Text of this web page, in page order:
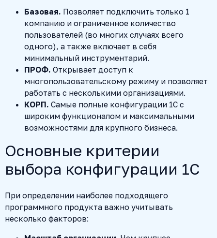
Базовая. Позволяет подключить только 1
компанию и ограниченное количество
пользователей (во многих случаях всего
одного), а также включает в себя
минимальный инструментарий.
ПРОФ. Открывает доступ к
многопользовательскому режиму и позволяет
работать с несколькими организациями.
КОРП. Самые полные конфигурации 1С с
широким функционалом и максимальными
возможностями для крупного бизнеса.
Основные критерии
выбора конфигурации 1С
При определении наиболее подходящего
программного продукта важно учитывать
несколько факторов: